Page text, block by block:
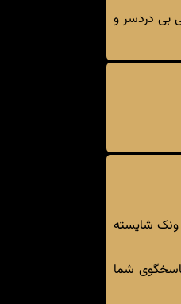
بی دردسر و
ونک شایسته
ونک میباشد. اتوبار ونک متخصص در بسته بندی اثاثیه منزل، به صورت 24 ساعته پاسخگوی شما